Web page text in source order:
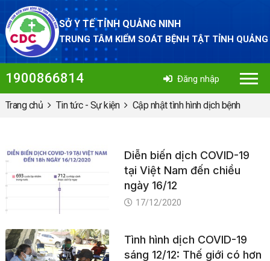
SỞ Y TẾ TỈNH QUẢNG NINH
TRUNG TÂM KIỂM SOÁT BỆNH TẬT TỈNH
Đăng nhập
1900866814
Trang chủ Tin tức - Sự kiện Cập nhật tình hình dịch bệnh
Diễn biến dịch COVID-19
tại Việt Nam đến chiều
ngày 16/12
17/12/2020
Tình hình dịch COVID-19
sáng 12/12: Thế giới có hơn